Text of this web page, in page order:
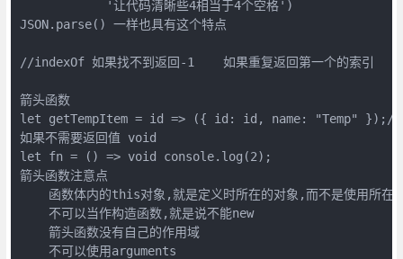
            '让代码清晰些4相当于4个空格')
JSON.parse() 一样也具有这个特点
//indexOf 如果找不到返回-1    如果重复返回第一个的索引
箭头函数
let getTempItem = id => ({ id: id, name: "Temp" });//如
如果不需要返回值 void
let fn = () => void console.log(2);
箭头函数注意点
函数体内的this对象,就是定义时所在的对象,而不是使用所在
    不可以当作构造函数,就是说不能new
    箭头函数没有自己的作用域
    不可以使用arguments